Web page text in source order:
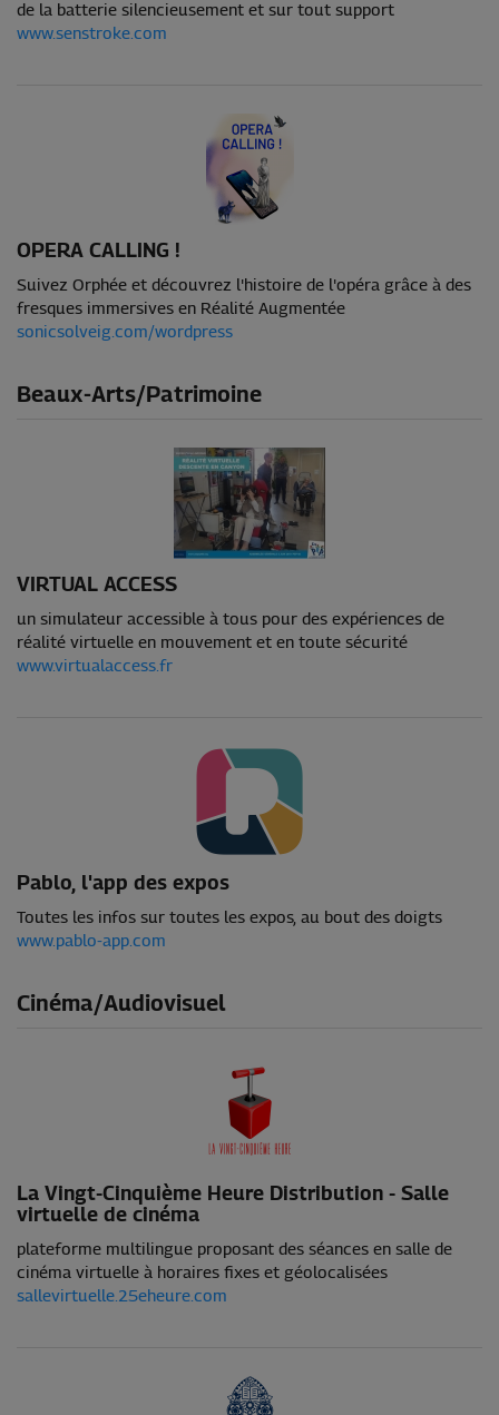
de la batterie silencieusement et sur tout support
www.senstroke.com
OPERA CALLING !
Suivez Orphée et découvrez l'histoire de l'opéra grâce à des
fresques immersives en Réalité Augmentée
sonicsolveig.com/wordpress
Beaux-Arts/Patrimoine
VIRTUAL ACCESS
un simulateur accessible à tous pour des expériences de
réalité virtuelle en mouvement et en toute sécurité
www.virtualaccess.fr
Pablo, l'app des expos
Toutes les infos sur toutes les expos, au bout des doigts
www.pablo-app.com
Cinéma/Audiovisuel
La Vingt-Cinquième Heure Distribution - Salle
virtuelle de cinéma
plateforme multilingue proposant des séances en salle de
cinéma virtuelle à horaires fixes et géolocalisées
sallevirtuelle.25eheure.com